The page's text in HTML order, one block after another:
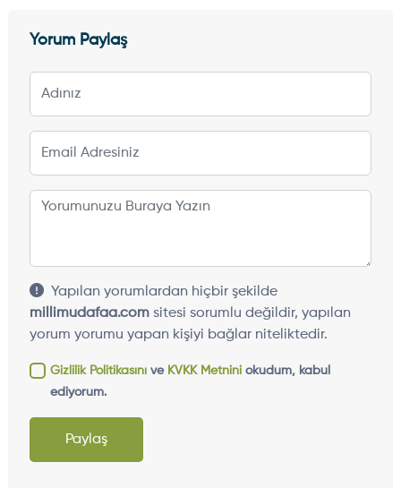
Yorum Paylaş
Yapılan yorumlardan hiçbir şekilde
millimudafaa.comsitesi sorumlu değildir, yapılan
yorum yorumu yapan kişiyi bağlar niteliktedir.
Gizlilik Politikasınıve KVKK Metniniokudum, kabul
ediyorum.
Paylaş